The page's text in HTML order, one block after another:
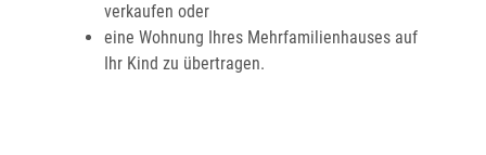
verkaufen oder
eine Wohnung Ihres Mehrfamilienhauses auf
Ihr Kind zu übertragen.